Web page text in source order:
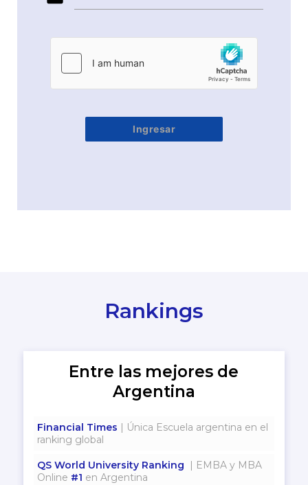
Ingresar
Rankings
Entre las mejores de
Argentina
Financial Times | Única Escuela argentina en el
ranking global
QS World University Ranking
| EMBA y MBA
Online #1 en Argentina